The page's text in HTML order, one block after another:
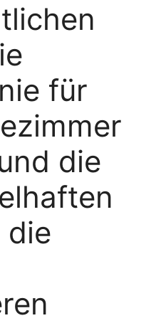
für
die
die